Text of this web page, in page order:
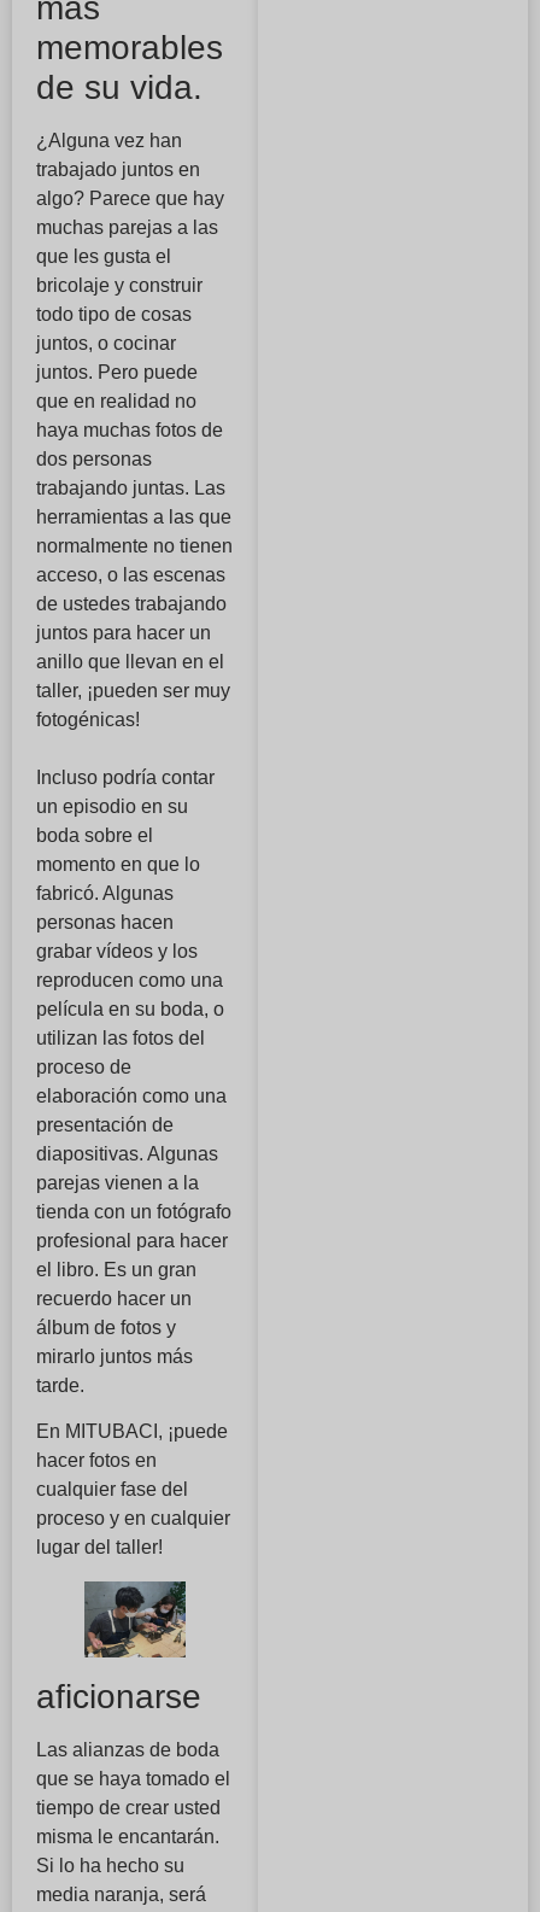
más
memorables
de su vida.
¿Alguna vez han
trabajado juntos en
algo? Parece que hay
muchas parejas a las
que les gusta el
bricolaje y construir
todo tipo de cosas
juntos, o cocinar
juntos. Pero puede
que en realidad no
haya muchas fotos de
dos personas
trabajando juntas. Las
herramientas a las que
normalmente no tienen
acceso, o las escenas
de ustedes trabajando
juntos para hacer un
anillo que llevan en el
taller, ¡pueden ser muy
fotogénicas!
Incluso podría contar
un episodio en su
boda sobre el
momento en que lo
fabricó. Algunas
personas hacen
grabar vídeos y los
reproducen como una
película en su boda, o
utilizan las fotos del
proceso de
elaboración como una
presentación de
diapositivas. Algunas
parejas vienen a la
tienda con un fotógrafo
profesional para hacer
el libro. Es un gran
recuerdo hacer un
álbum de fotos y
mirarlo juntos más
tarde.
En MITUBACI, ¡puede
hacer fotos en
cualquier fase del
proceso y en cualquier
lugar del taller!
aficionarse
Las alianzas de boda
que se haya tomado el
tiempo de crear usted
misma le encantarán.
Si lo ha hecho su
media naranja, será